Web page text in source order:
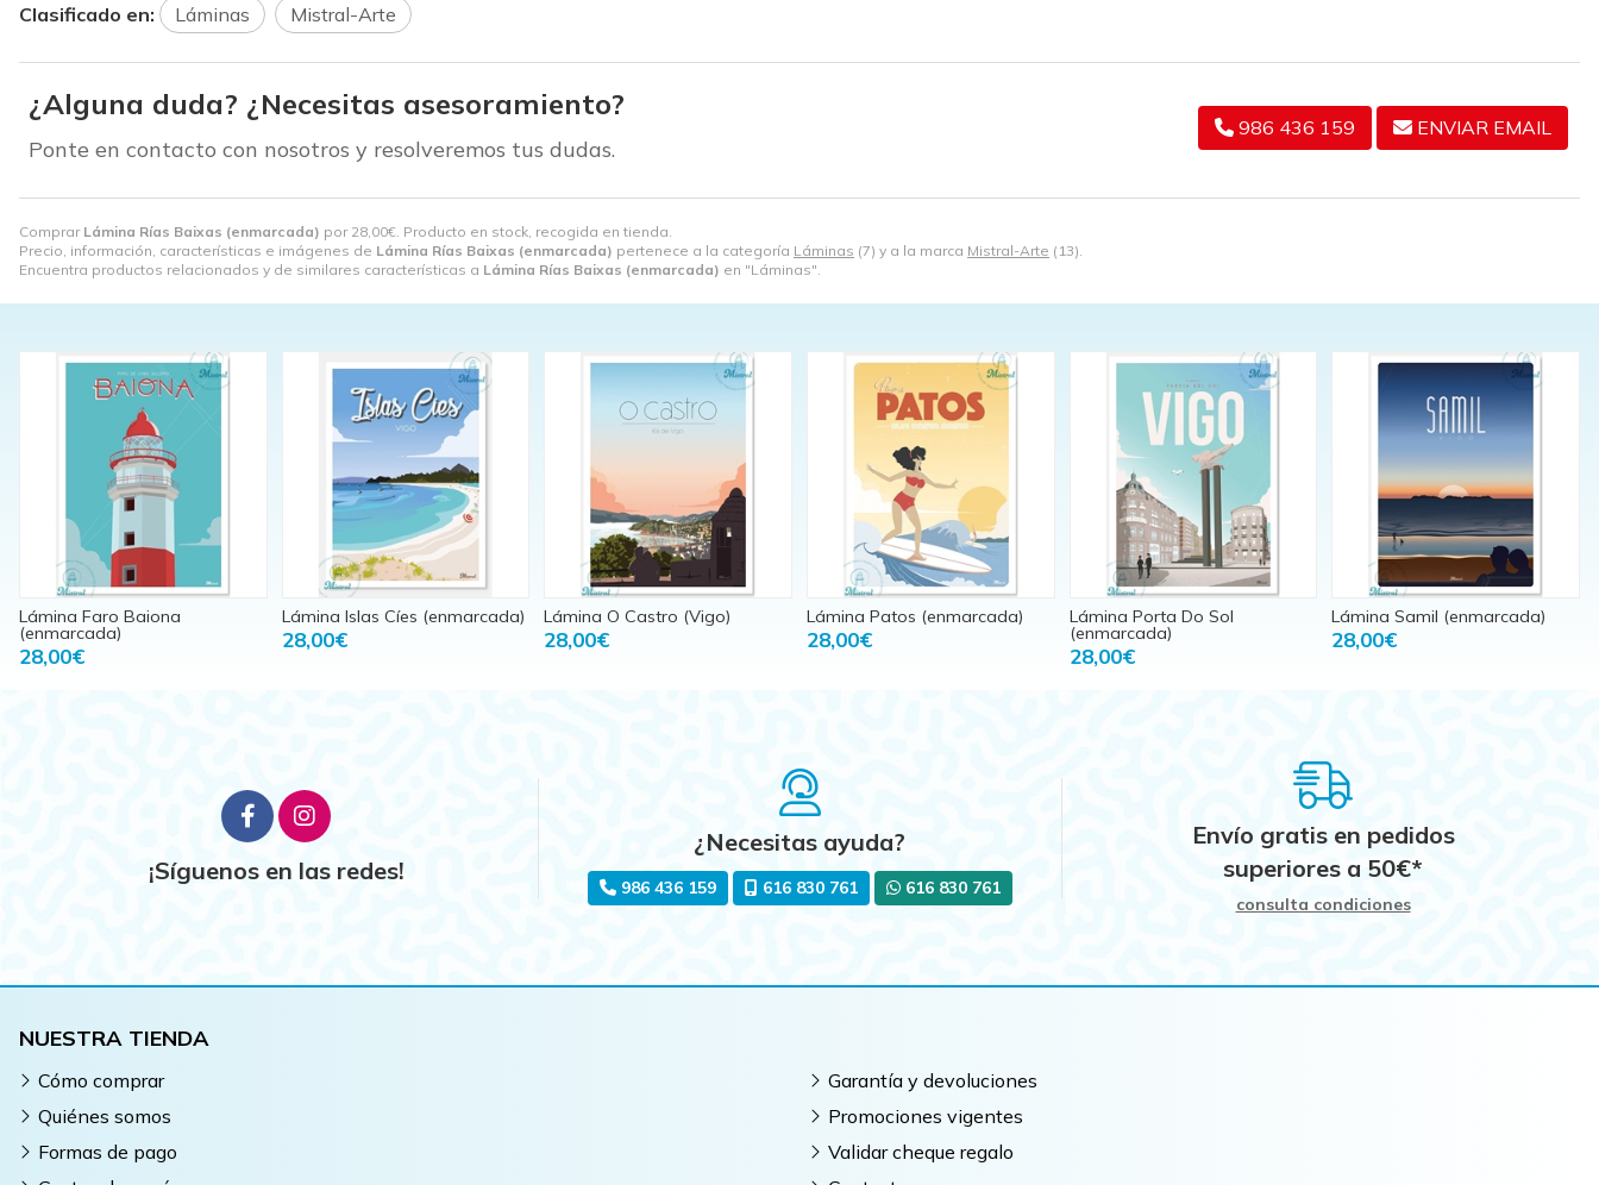
Comprar Lámina Rías Baixas (enmarcada) por 28,00€ . Producto en stock, recogida en tienda.
Precio, información, características e imágenes de Lámina Rías Baixas (enmarcada) pertenece a la categoría Láminas (7) y a la marca Mistral-Arte (13).
Encuentra productos relacionados y de similares características a Lámina Rías Baixas (enmarcada) en "Láminas".
Clasificado en: Láminas Mistral-Arte
¿Alguna duda? ¿Necesitas asesoramiento?
Ponte en contacto con nosotros y resolveremos tus dudas.
986 436 159 ENVIAR EMAIL
Lámina Faro Baiona
(enmarcada)
28,00€
Lámina Islas Cíes (enmarcada)
28,00€
Lámina O Castro (Vigo)
28,00€
Lámina Patos (enmarcada)
28,00€
Lámina Porta Do Sol
(enmarcada)
28,00€
Lámina Samil (enmarcada)
28,00€
¡Síguenos en las redes!
¿Necesitas ayuda?
986 436 159 616 830 761 616 830 761
Envío gratis en pedidos
superiores a 50€*
consulta condiciones
NUESTRA TIENDA
Cómo comprar
Quiénes somos
Formas de pago
Garantía y devoluciones
Promociones vigentes
Validar cheque regalo